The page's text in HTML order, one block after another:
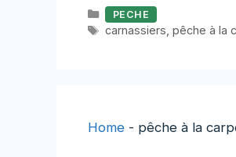
Catégories
PECHE
Étiquettes
carnassiers pêche à la
Home - pêche à la